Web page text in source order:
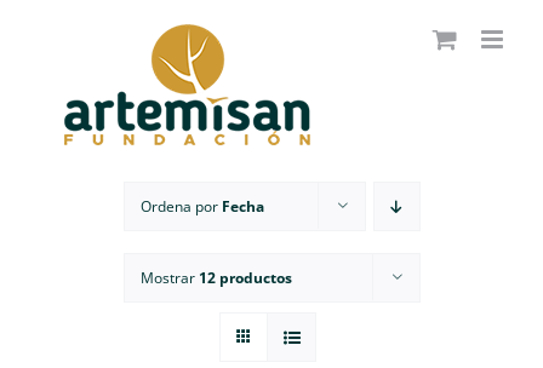
Ordena por Fecha
Mostrar 12 productos